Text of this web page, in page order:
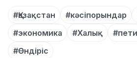
#Қазақстан #кәсіпорындар
#экономика
#Халық
#Өндіріс